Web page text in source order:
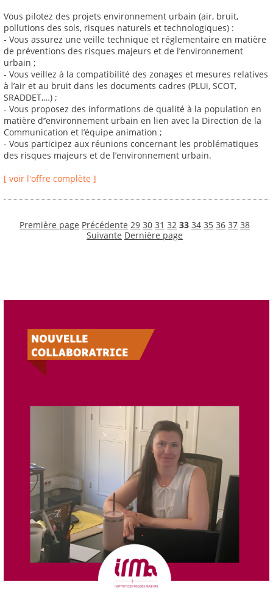
Vous pilotez des projets environnement urbain (air, bruit,
pollutions des sols, risques naturels et technologiques) :
- Vous assurez une veille technique et réglementaire en matière
de préventions des risques majeurs et de l’environnement
urbain ;
- Vous veillez à la compatibilité des zonages et mesures relatives
à l’air et au bruit dans les documents cadres (PLUi, SCOT,
SRADDET,…) ;
- Vous proposez des informations de qualité à la population en
matière d’’environnement urbain en lien avec la Direction de la
Communication et l’équipe animation ;
- Vous participez aux réunions concernant les problématiques
des risques majeurs et de l’environnement urbain.
[ voir l'offre complète ]
Première page Précédente 29 30 31 32 33 34 35 36 37 38
Suivante Dernière page